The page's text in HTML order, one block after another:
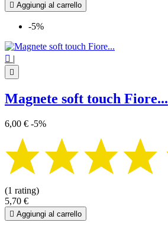
 Aggiungi al carrello
-5%
 |

Magnete soft touch Fiore...
6,00 € -5%
(1 rating)
5,70 €
 Aggiungi al carrello